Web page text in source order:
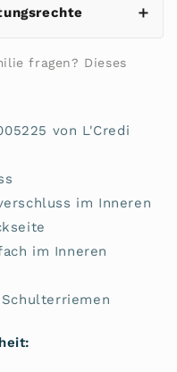
fragen? Dieses
von L'Credi
im Inneren
im Inneren